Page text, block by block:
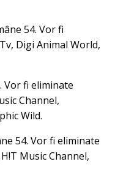
54. Vor fi
Digi Animal World,
Vor fi eliminate
Channel,
Wild.
54. Vor fi eliminate
Music Channel,